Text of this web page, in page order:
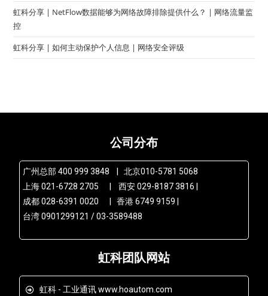
虹科分享 | NetFlow数据能够为网络故障排除提供什么？ | 网络流量监
控
虹科分享 | 如何主动保护个人信息 | 网络安全评级
公司分布
广州总部 400 999 3848 | 北京010-5781 5068
上海 021-6728 2705 | 西安 029-8187 3816 |
成都 028-6391 0020 | 香港 6749 9159 |
台湾 0901299121 / 03-3589488
虹科团队网站
虹科 - 工业通讯 www.hoautom.com